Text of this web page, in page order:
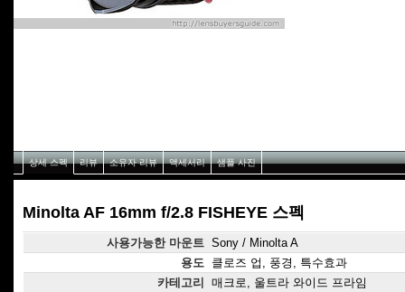
상세 스펙 리뷰 소유자 리뷰 액세서리 샘플 사진
Minolta AF 16mm f/2.8 FISHEYE 스펙
사용가능한 마운트 Sony / Minolta A
용도 클로즈 업, 풍경, 특수효과
카테고리
매크로, 울트라 와이드 프라임